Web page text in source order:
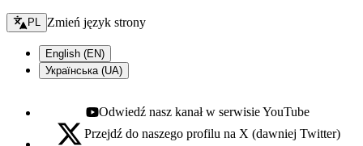
Zmień język - bieżący:
PL Zmień język strony
English (EN)
Українська (UA)
Youtube - otwiera się w nowej karcie
Odwiedź nasz kanał w serwisie YouTube
X - otwiera się w nowej karcie
Przejdź do naszego profilu na X (dawniej Twitter)